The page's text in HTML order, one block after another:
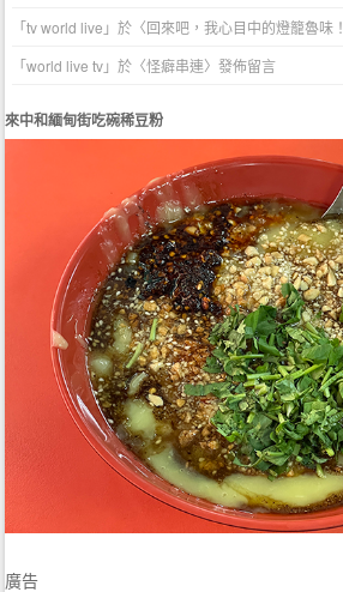
「tv world live 」於〈回來吧，我心目中的燈籠魯味！
「world live tv」於〈怪癖串連〉發佈留言
來中和緬甸街吃碗稀豆粉
廣告